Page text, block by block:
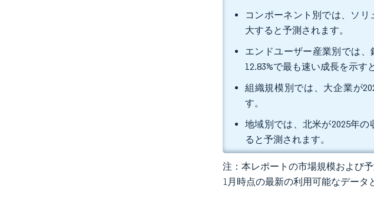
コンポーネント別では、ソリ
大すると予測されます。
エンドユーザー産業別では、
12.83%で最も速い成長を示す
組織規模別では、大企業が
す。
地域別では、北米が2025年の
ると予測されます。
注：本レポートの市場規模および
1月時点の最新の利用可能なデータ